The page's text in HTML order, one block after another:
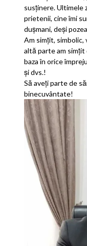
susținere. Ultimele
prietenii, cine îmi
dușmani, deși
Am simțit,
altă parte am simțit
baza în orice
și dvs.!
Să aveți parte de
binecuvântate!